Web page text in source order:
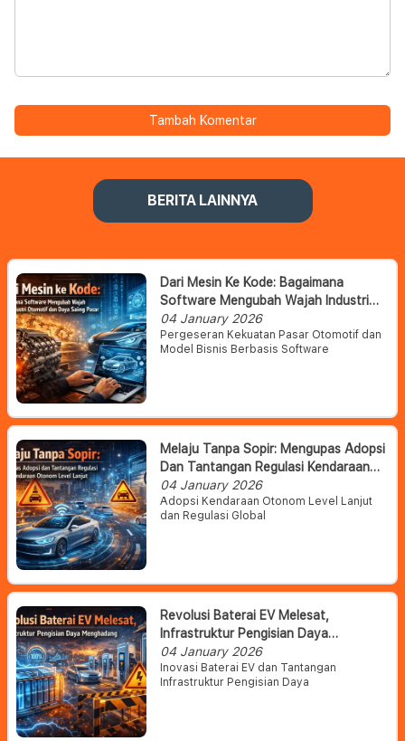
Tambah Komentar
BERITA LAINNYA
Dari Mesin Ke Kode: Bagaimana
Software Mengubah Wajah Industri
Otomotif Dan Daya Saing Pasar
04 January 2026
Pergeseran Kekuatan Pasar Otomotif dan
Model Bisnis Berbasis Software
Melaju Tanpa Sopir: Mengupas Adopsi
Dan Tantangan Regulasi Kendaraan
Otonom Level Lanjut
04 January 2026
Adopsi Kendaraan Otonom Level Lanjut
dan Regulasi Global
Revolusi Baterai EV Melesat,
Infrastruktur Pengisian Daya
Menghadang
04 January 2026
Inovasi Baterai EV dan Tantangan
Infrastruktur Pengisian Daya